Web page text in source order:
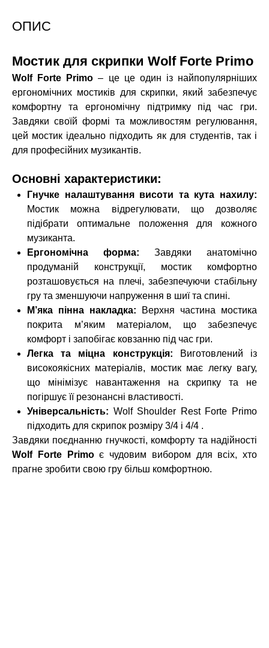
ОПИС
Мостик для скрипки Wolf Forte Primo
Wolf Forte Primo – це це один із найпопулярніших
ергономічних мостиків для скрипки, який забезпечує
комфортну та ергономічну підтримку під час гри.
Завдяки своїй формі та можливостям регулювання,
цей мостик ідеально підходить як для студентів, так і
для професійних музикантів.
Основні характеристики:
Гнучке налаштування висоти та кута нахилу:
Мостик можна відрегулювати, що дозволяє
підібрати оптимальне положення для кожного
музиканта.
Ергономічна форма: Завдяки анатомічно
продуманій конструкції, мостик комфортно
розташовується на плечі, забезпечуючи стабільну
гру та зменшуючи напруження в шиї та спині.
М’яка пінна накладка: Верхня частина мостика
покрита м’яким матеріалом, що забезпечує
комфорт і запобігає ковзанню під час гри.
Легка та міцна конструкція: Виготовлений із
високоякісних матеріалів, мостик має легку вагу,
що мінімізує навантаження на скрипку та не
погіршує її резонансні властивості.
Універсальність: Wolf Shoulder Rest Forte Primo
підходить для скрипок розміру 3/4 і 4/4 .
Завдяки поєднанню гнучкості, комфорту та надійності
Wolf Forte Primoє чудовим вибором для всіх, хто
прагне зробити свою гру більш комфортною.